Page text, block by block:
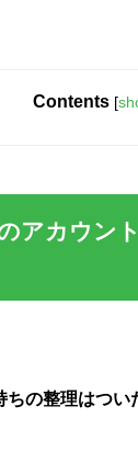
Contents [
アカウン
ちの整理はつい